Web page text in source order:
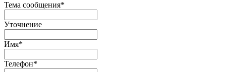
Тема сообщения*
Уточнение
Имя*
Телефон*